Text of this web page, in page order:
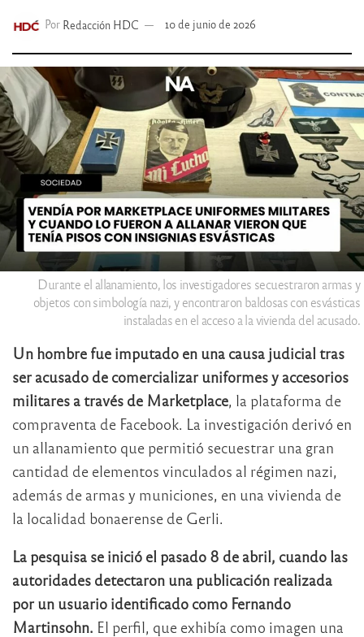
Por Redacción HDC 10 de junio de 2026
Durante el allanamiento, los investigadores secuestraron armas y
objetos con simbología nazi, y encontraron baldosas con esvásticas
instaladas en el acceso a la vivienda del acusado.
Un hombre fue imputado en una causa judicial tras
ser acusado de comercializar uniformes y accesorios
militares a través de Marketplace, la plataforma de
compraventa de Facebook. La investigación derivó en
un allanamiento que permitió secuestrar una gran
cantidad de elementos vinculados al régimen nazi,
además de armas y municiones, en una vivienda de
la localidad bonaerense de Gerli.
La pesquisa se inició el pasado 8 de abril, cuando las
autoridades detectaron una publicación realizada
por un usuario identificado como Fernando
Martinsohn. El perfil, que exhibía como imagen una